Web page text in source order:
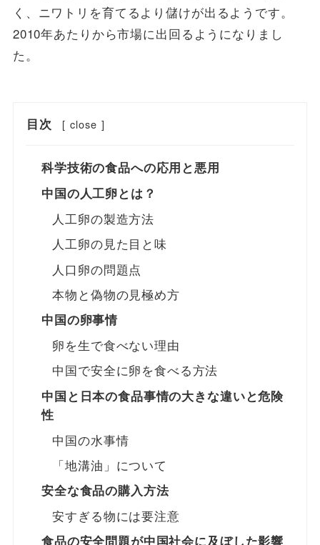
く、ニワトリを育てるより儲けが出るようです。
2010年あたりから市場に出回るようになりまし
た。
目次 [ close ]
科学技術の食品への応用と悪用
中国の人工卵とは？
人工卵の製造方法
人工卵の見た目と味
人口卵の問題点
本物と偽物の見極め方
中国の卵事情
卵を生で食べない理由
中国で安全に卵を食べる方法
中国と日本の食品事情の大きな違いと危険
性
中国の水事情
「地溝油」について
安全な食品の購入方法
安すぎる物には要注意
食品の安全問題が中国社会に及ぼした影響